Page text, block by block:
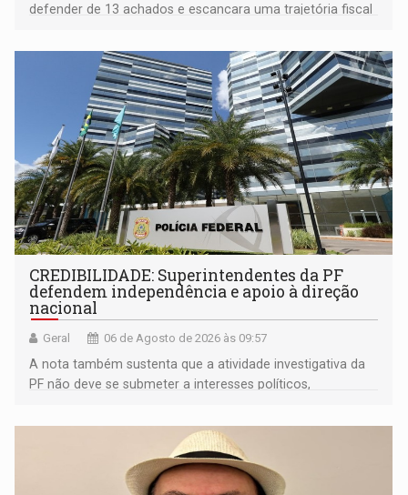
defender de 13 achados e escancara uma trajetória fiscal
mandato
CREDIBILIDADE: Superintendentes da PF
defendem independência e apoio à direção
nacional
Geral 06 de Agosto de 2026 às 09:57
A nota também sustenta que a atividade investigativa da
PF não deve se submeter a interesses políticos,